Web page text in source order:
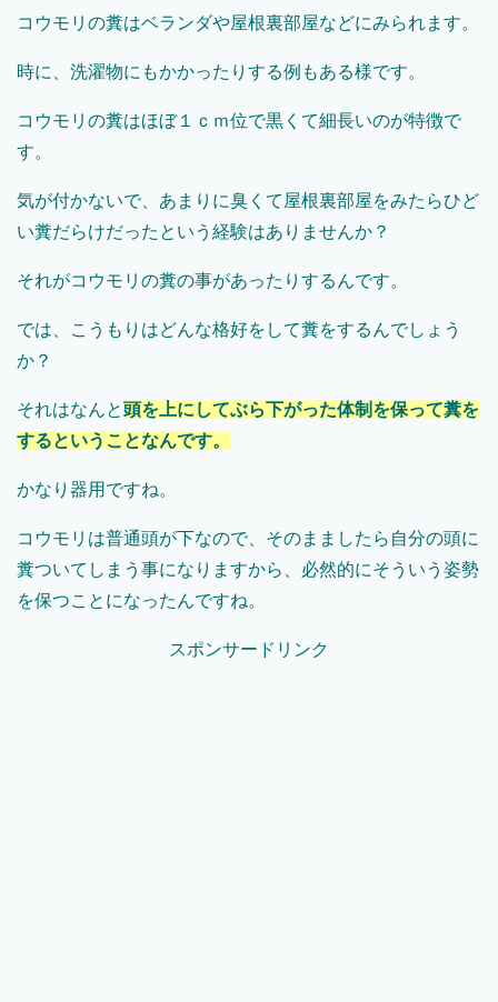
コウモリの糞はベランダや屋根裏部屋などにみられます。
時に、洗濯物にもかかったりする例もある様です。
コウモリの糞はほぼ１ｃｍ位で黒くて細長いのが特徴で
す。
気が付かないで、あまりに臭くて屋根裏部屋をみたらひど
い糞だらけだったという経験はありませんか？
それがコウモリの糞の事があったりするんです。
では、こうもりはどんな格好をして糞をするんでしょう
か？
それはなんと頭を上にしてぶら下がった体制を保って糞を
するということなんです。
かなり器用ですね。
コウモリは普通頭が下なので、そのまましたら自分の頭に
糞ついてしまう事になりますから、必然的にそういう姿勢
を保つことになったんですね。
スポンサードリンク